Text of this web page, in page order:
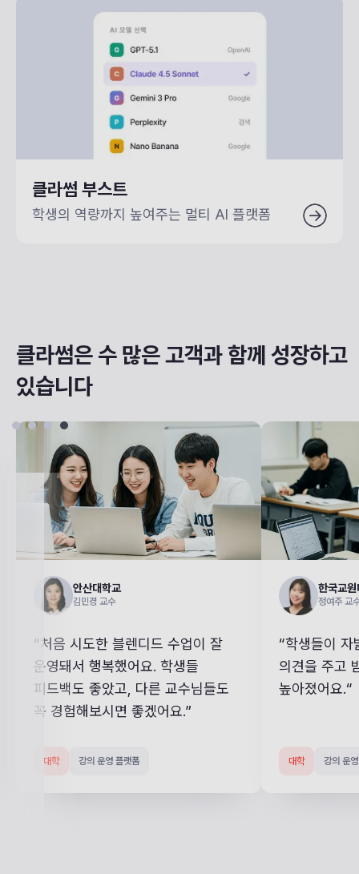
클라썸 부스트
학생의 역량까지 높여주는 멀티 AI 플랫폼
클라썸은 수 많은 고객과함께 성장하고
있습니다
한국교원대학교
정여주 교수
“학생들이 자발적으로 수업에 대해
의견을 주고 받으면서 수업의 질이
높아졌어요.“
대학 강의 운영 플랫폼
“교
높고,
향상
대학
한국교원대학교
정여주 교수
“학생들이 자발적으로 수업에 대해
의견을 주고 받으면서 수업의 질이
높아졌어요.“
대학 강의 운영 플랫폼
배화
교수학
“교수님과
높고, 수업
향상되었
대학 대학